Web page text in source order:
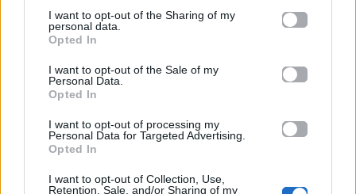
I want to opt-out of the Sharing of my
personal data.
Opted In
I want to opt-out of the Sale of my
Personal Data.
Opted In
I want to opt-out of processing my
Personal Data for Targeted Advertising.
Opted In
I want to opt-out of Collection, Use,
Retention, Sale, and/or Sharing of my
01.06.2026
Ελλήνων
Καλλιτεχνών
δισκογραφία, πορεία